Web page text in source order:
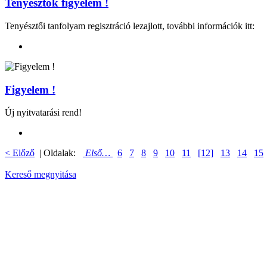
Tenyésztők figyelem !
Tenyésztői tanfolyam regisztráció lezajlott, további információk itt:
Figyelem !
Új nyitvatarási rend!
< Előző | Oldalak: Első… 6 7 8 9 10 11 [12] 13 14 15
Kereső megnyitása